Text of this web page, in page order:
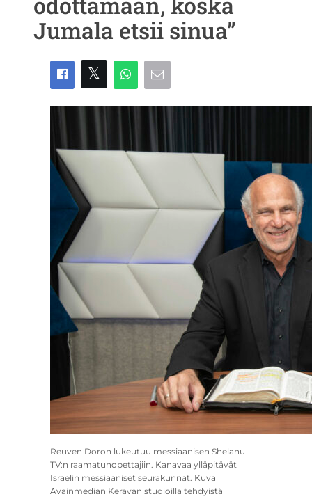
Jumala etsii sinua”
Reuven Doron lukeutuu messiaanisen Shelanu
TV:n raamatunopettajiin. Kanavaa ylläpitävät
Israelin messiaaniset seurakunnat. Kuva
Avainmedian Keravan studioilla tehdyistä